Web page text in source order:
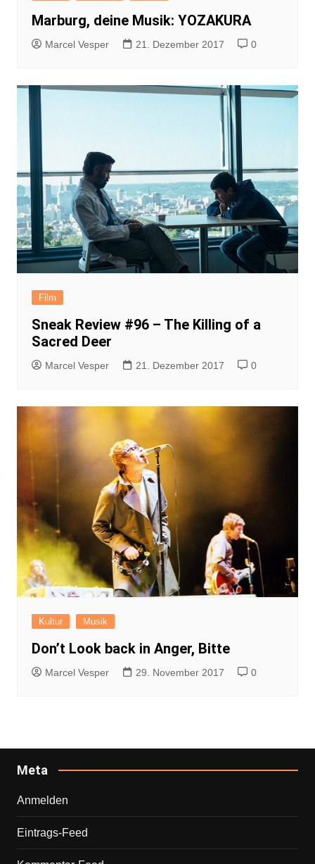
Marburg, deine Musik: YOZAKURA
Marcel Vesper 21. Dezember 2017 0
Film
Sneak Review #96 – The Killing of a
Sacred Deer
Marcel Vesper 21. Dezember 2017 0
Kultur Musik
Don’t Look back in Anger, Bitte
Marcel Vesper 29. November 2017 0
Meta
Anmelden
Eintrags-Feed